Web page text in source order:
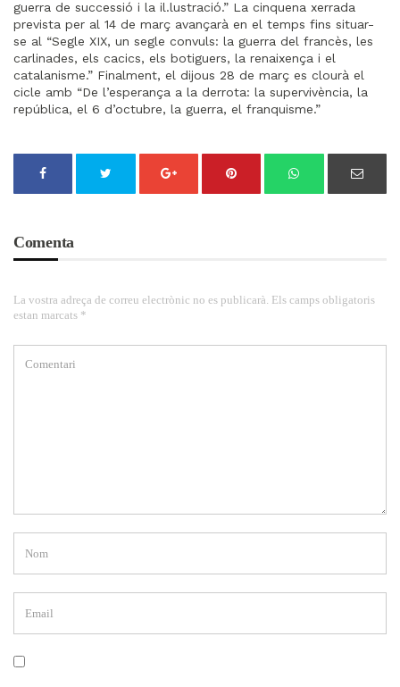
guerra de successió i la il.lustració.” La cinquena xerrada
prevista per al 14 de març avançarà en el temps fins situar-
se al “Segle XIX, un segle convuls: la guerra del francès, les
carlinades, els cacics, els botiguers, la renaixença i el
catalanisme.” Finalment, el dijous 28 de març es clourà el
cicle amb “De l’esperança a la derrota: la supervivència, la
república, el 6 d’octubre, la guerra, el franquisme.”
Comenta
La vostra adreça de correu electrònic no es publicarà. Els camps obligatoris
estan marcats *